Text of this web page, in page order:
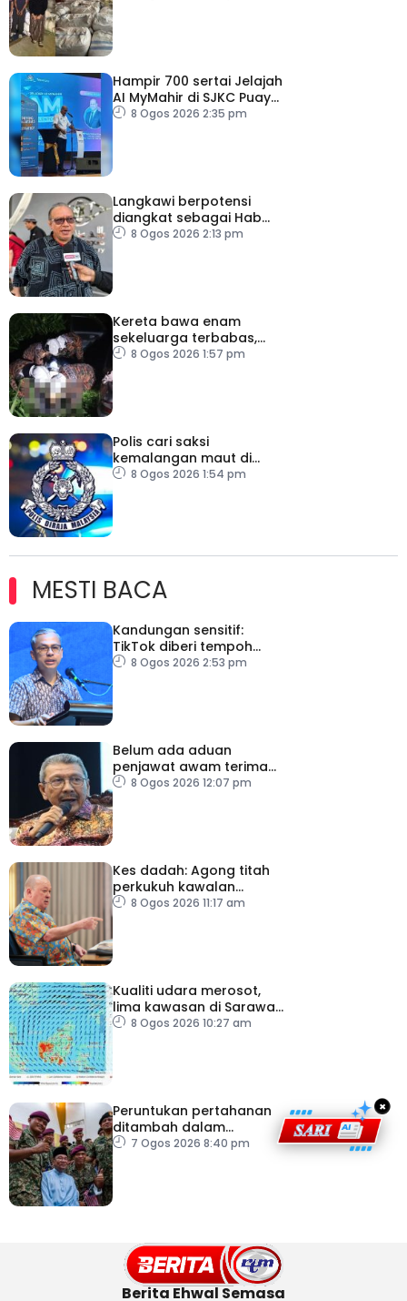
Hampir 700 sertai Jelajah
AI MyMahir di SJKC Puay
Chai 2, terbesar setakat
8 Ogos 2026 2:35 pm
Langkawi berpotensi
diangkat sebagai Hab
Digital Art Nomad tahun
8 Ogos 2026 2:13 pm
Kereta bawa enam
sekeluarga terbabas,
pemandu maut
8 Ogos 2026 1:57 pm
Polis cari saksi
kemalangan maut di
Jalan Setia Raja
8 Ogos 2026 1:54 pm
MESTI BACA
Kandungan sensitif:
TikTok diberi tempoh
perkukuh sistem
8 Ogos 2026 2:53 pm
Belum ada aduan
penjawat awam terima
tekanan daripada ahli
8 Ogos 2026 12:07 pm
Kes dadah: Agong titah
perkukuh kawalan
lapangan terbang, pintu
8 Ogos 2026 11:17 am
Kualiti udara merosot,
lima kawasan di Sarawak
catat IPU tidak sihat
8 Ogos 2026 10:27 am
Peruntukan pertahanan
ditambah dalam
Belanjawan 2027
7 Ogos 2026 8:40 pm
×
Berita Ehwal Semasa